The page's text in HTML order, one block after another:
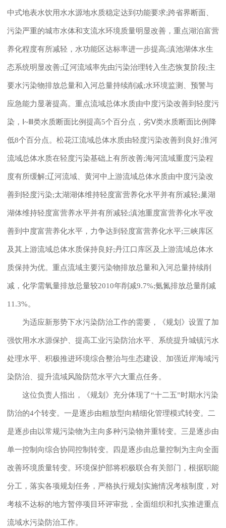
中式地表水饮用水水源地水质稳定达到功能要求;跨省界断面、
污染严重的城市水体和支流水环境质量明显改善，重点湖泊富营
养化程度有所减轻，水功能区达标率进一步提高;滇池湖体水生
态系统明显改善;辽河流域率先由污染治理转入生态恢复阶段;主
要水污染物排放总量和入河总量持续削减;水环境监测、预警与
应急能力显著提高。重点流域总体水质由中度污染改善到轻度污
染，Ⅰ~Ⅲ类水质断面比例提高5个百分点，劣Ⅴ类水质断面比例降
低8个百分点。松花江流域总体水质由轻度污染改善到良好;淮河
流域总体水质在轻度污染基础上有所改善;海河流域重度污染程
度有所缓解;辽河流域、黄河中上游流域总体水质由中度污染改
善到轻度污染;太湖湖体维持轻度富营养化水平并有所减轻;巢湖
湖体维持轻度富营养水平并有所减轻;滇池重度富营养化水平改
善到中度富营养化水平，力争达到轻度富营养化水平;三峡库区
及其上游流域总体水质保持良好;丹江口库区及上游流域总体水
质保持为优。重点流域主要污染物排放总量和入河总量持续削
减，化学需氧量排放总量较2010年削减9.7%;氨氮排放总量削减
11.3%。
为适应新形势下水污染防治工作的需要，《规划》设置了加
强饮用水水源保护、提高工业污染防治水平、系统提升城镇污水
处理水平、积极推进环境综合整治与生态建设、加强近岸海域污
染防治、提升流域风险防范水平六大重点任务。
这位负责人指出，《规划》充分体现了“十二五”时期水污染
防治的4个转变。一是逐步由粗放型向精细化管理模式转变。二
是逐步由以常规污染物为主向多种污染物并重转变。三是逐步由
单一控制向综合协同控制转变。四是逐步由总量控制为主向全面
改善环境质量转变。环境保护部将积极联合有关部门，根据职能
分工，落实各项规划任务，严格执行规划实施情况考核制度，对
考核不达标的地方暂停项目环评审批，全面组织和扎实推进重点
流域水污染防治工作。